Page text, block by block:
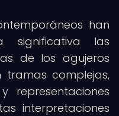
han
significativa las
de los agujeros
tramas complejas,
representaciones
interpretaciones